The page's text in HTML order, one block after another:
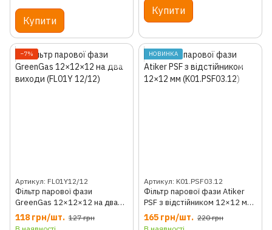
Купити
Купити
−7%
Артикул: FL01Y12/12
Фільтр парової фази
GreenGas 12×12×12 на два
виходи (FL01Y 12/12)
118 грн/шт. 127 грн
НОВИНКА
Артикул: K01.PSF03.12
Фільтр парової фази Atiker
PSF з відстійником 12×12 мм
(K01.PSF03.12)
165 грн/шт. 220 грн